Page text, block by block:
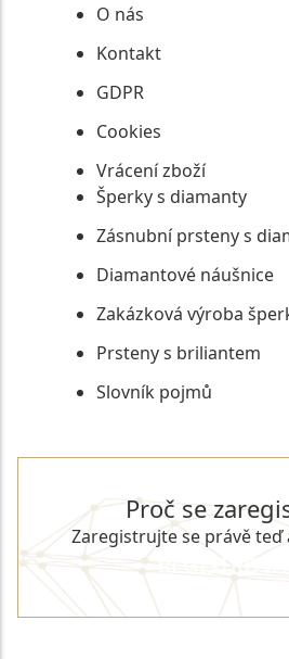
O nás
Kontakt
GDPR
Cookies
Vrácení zboží
Šperky s diamanty
Zásnubní prsteny s
Diamantové náušnice
Zakázková výroba
Prsteny s briliantem
Slovník pojmů
Proč se
Zaregistrujte se právě teď